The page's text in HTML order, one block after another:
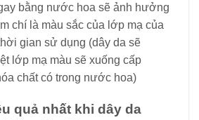
bằng nước hoa sẽ ảnh hưởng
chí là màu sắc của lớp mạ của
gian sử dụng (dây da sẽ
lớp mạ màu sẽ xuống cấp
chất có trong nước hoa)
quả nhất khi dây da